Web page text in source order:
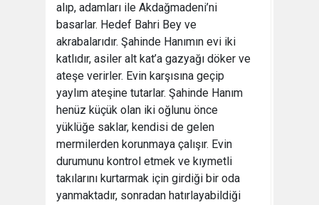
alıp, adamları ile Akdağmadeni’ni
basarlar. Hedef Bahri Bey ve
akrabalarıdır. Şahinde Hanımın evi iki
katlıdır, asiler alt kat’a gazyağı döker ve
ateşe verirler. Evin karşısına geçip
yaylım ateşine tutarlar. Şahinde Hanım
henüz küçük olan iki oğlunu önce
yüklüğe saklar, kendisi de gelen
mermilerden korunmaya çalışır. Evin
durumunu kontrol etmek ve kıymetli
takılarını kurtarmak için girdiği bir oda
yanmaktadır, sonradan hatırlayabildiği